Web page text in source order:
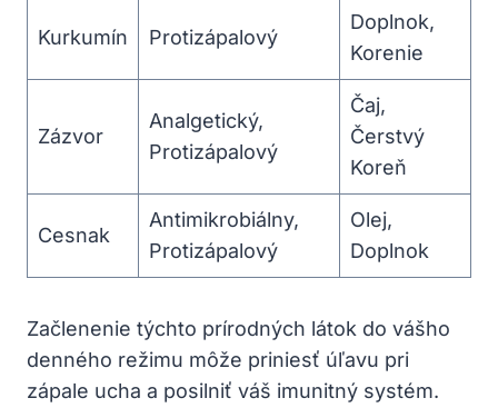
Kurkumín Protizápalový
Doplnok,
⁢Korenie
Zázvor
Analgetický,
Protizápalový
Čaj,‌
Čerstvý
Koreň
Cesnak
Antimikrobiálny,
Protizápalový
Olej,
Doplnok
Začlenenie ⁣týchto prírodných⁢ látok do vášho
⁤denného režimu⁤ môže priniesť úľavu pri
zápale ucha a posilniť váš imunitný ‌systém.